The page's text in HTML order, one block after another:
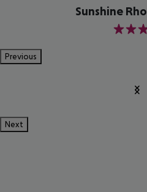
Sunshine
4
Previous
Next